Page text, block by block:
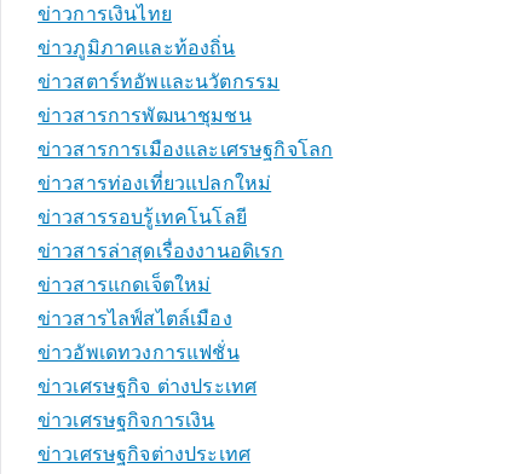
ข่าวการเงินไทย
ข่าวภูมิภาคและท้องถิ่น
ข่าวสตาร์ทอัพและนวัตกรรม
ข่าวสารการพัฒนาชุมชน
ข่าวสารการเมืองและเศรษฐกิจโลก
ข่าวสารท่องเที่ยวแปลกใหม่
ข่าวสารรอบรู้เทคโนโลยี
ข่าวสารล่าสุดเรื่องงานอดิเรก
ข่าวสารแกดเจ็ตใหม่
ข่าวสารไลฟ์สไตล์เมือง
ข่าวอัพเดทวงการแฟชั่น
ข่าวเศรษฐกิจ ต่างประเทศ
ข่าวเศรษฐกิจการเงิน
ข่าวเศรษฐกิจต่างประเทศ